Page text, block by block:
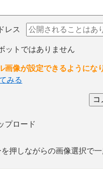
レス
ットではありません
画像が設定できるようにな
みる
プロード
押しながらの画像選択で